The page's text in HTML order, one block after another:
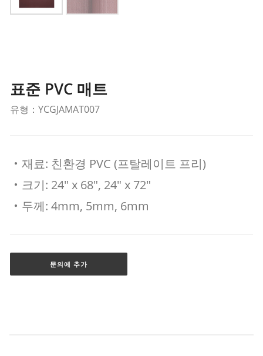
표준 PVC 매트
유형：YCGJAMAT007
‧재료: 친환경 PVC (프탈레이트 프리)
‧크기: 24" x 68", 24" x 72"
‧두께: 4mm, 5mm, 6mm
문의에 추가